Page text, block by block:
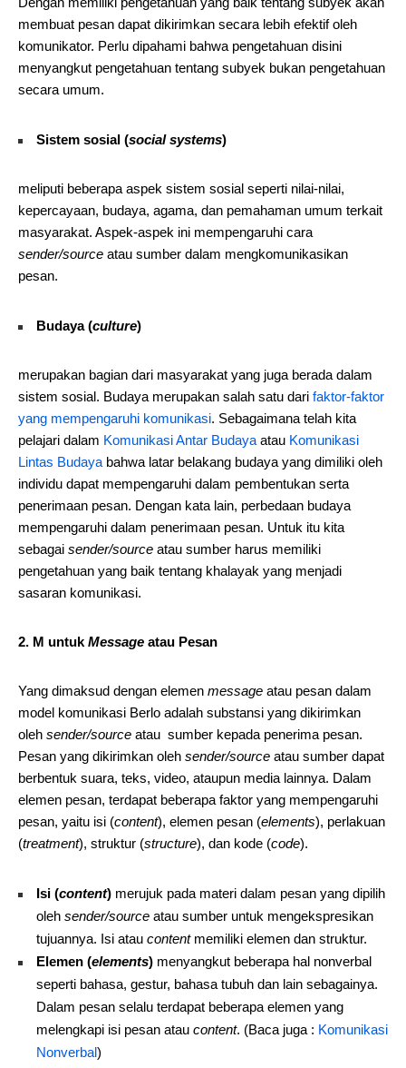
membuat pesan dapat dikirimkan secara lebih efektif oleh
komunikator. Perlu dipahami bahwa pengetahuan disini
menyangkut pengetahuan tentang subyek bukan pengetahuan
secara umum.
Sistem sosial (social systems)
meliputi beberapa aspek sistem sosial seperti nilai-nilai,
kepercayaan, budaya, agama, dan pemahaman umum terkait
masyarakat. Aspek-aspek ini mempengaruhi cara
sender/source atau sumber dalam mengkomunikasikan
pesan.
Budaya (culture)
merupakan bagian dari masyarakat yang juga berada dalam
sistem sosial. Budaya merupakan salah satu dari faktor-faktor
yang mempengaruhi komunikasi. Sebagaimana telah kita
pelajari dalam Komunikasi Antar Budaya atau Komunikasi
Lintas Budaya bahwa latar belakang budaya yang dimiliki oleh
individu dapat mempengaruhi dalam pembentukan serta
penerimaan pesan. Dengan kata lain, perbedaan budaya
mempengaruhi dalam penerimaan pesan. Untuk itu kita
sebagai sender/source atau sumber harus memiliki
pengetahuan yang baik tentang khalayak yang menjadi
sasaran komunikasi.
2. M untuk Message atau Pesan
Yang dimaksud dengan elemen message atau pesan dalam
model komunikasi Berlo adalah substansi yang dikirimkan
oleh sender/source atau sumber kepada penerima pesan.
Pesan yang dikirimkan oleh sender/source atau sumber dapat
berbentuk suara, teks, video, ataupun media lainnya. Dalam
elemen pesan, terdapat beberapa faktor yang mempengaruhi
pesan, yaitu isi (content), elemen pesan (elements), perlakuan
(treatment), struktur (structure), dan kode (code).
Isi (content) merujuk pada materi dalam pesan yang dipilih
oleh sender/source atau sumber untuk mengekspresikan
tujuannya. Isi atau contentmemiliki elemen dan struktur.
Elemen (elements) menyangkut beberapa hal nonverbal
seperti bahasa, gestur, bahasa tubuh dan lain sebagainya.
Dalam pesan selalu terdapat beberapa elemen yang
melengkapi isi pesan atau content. (Baca juga : Komunikasi
Nonverbal)